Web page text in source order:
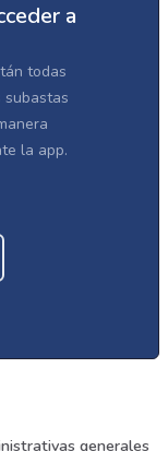
a
todas
subastas
la app.
generales